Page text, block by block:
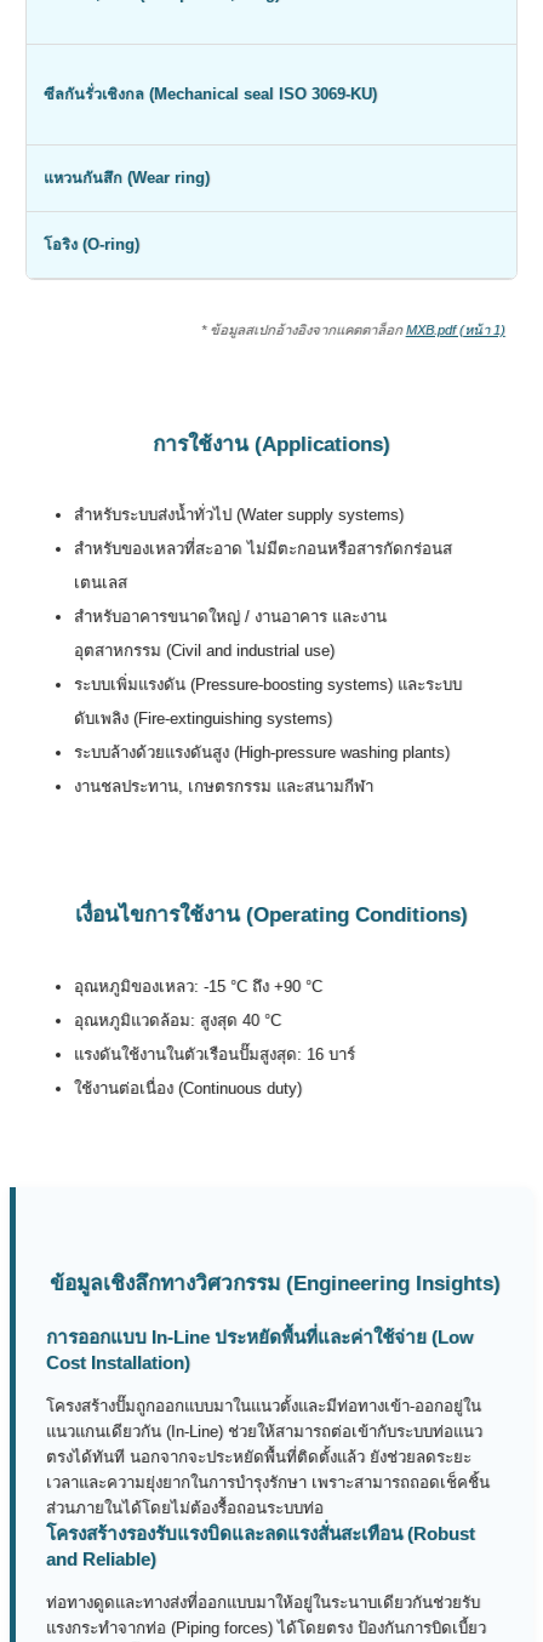
ซีลกันรั่วเชิงกล (Mechanical seal ISO 3069-KU)
แหวนกันสึก (Wear ring)
โอริง (O-ring)
* ข้อมูลสเปกอ้างอิงจากแคตตาล็อกMXB.pdf (หน้า 1)
การใช้งาน (Applications)
สำหรับระบบส่งน้ำทั่วไป (Water supply systems)
สำหรับของเหลวที่สะอาด ไม่มีตะกอนหรือสารกัดกร่อนส
เตนเลส
สำหรับอาคารขนาดใหญ่ / งานอาคาร และงาน
อุตสาหกรรม (Civil and industrial use)
ระบบเพิ่มแรงดัน (Pressure-boosting systems) และระบบ
ดับเพลิง (Fire-extinguishing systems)
ระบบล้างด้วยแรงดันสูง (High-pressure washing plants)
งานชลประทาน, เกษตรกรรม และสนามกีฬา
เงื่อนไขการใช้งาน (Operating Conditions)
อุณหภูมิของเหลว: -15 °C ถึง +90 °C
อุณหภูมิแวดล้อม: สูงสุด 40 °C
แรงดันใช้งานในตัวเรือนปั๊มสูงสุด: 16 บาร์
ใช้งานต่อเนื่อง (Continuous duty)
ข้อมูลเชิงลึกทางวิศวกรรม (Engineering Insights)
การออกแบบ In-Line ประหยัดพื้นที่และค่าใช้จ่าย (Low
Cost Installation)
โครงสร้างปั๊มถูกออกแบบมาในแนวตั้งและมีท่อทางเข้า-ออกอยู่ใน
แนวแกนเดียวกัน (In-Line) ช่วยให้สามารถต่อเข้ากับระบบท่อแนว
ตรงได้ทันที นอกจากจะประหยัดพื้นที่ติดตั้งแล้ว ยังช่วยลดระยะ
เวลาและความยุ่งยากในการบำรุงรักษา เพราะสามารถถอดเช็คชิ้น
ส่วนภายในได้โดยไม่ต้องรื้อถอนระบบท่อ
โครงสร้างรองรับแรงบิดและลดแรงสั่นสะเทือน (Robust
and Reliable)
ท่อทางดูดและทางส่งที่ออกแบบมาให้อยู่ในระนาบเดียวกันช่วยรับ
แรงกระทำจากท่อ (Piping forces) ได้โดยตรง ป้องกันการบิดเบี้ยว